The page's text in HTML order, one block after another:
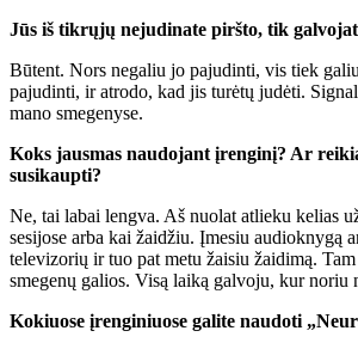
Jūs iš tikrųjų nejudinate piršto, tik
Būtent. Nors negaliu jo pajudinti, vis tiek
pajudinti, ir atrodo, kad jis turėtų judėti.
mano smegenyse.
Koks jausmas naudojant įrenginį? Ar
susikaupti?
Ne, tai labai lengva. Aš nuolat atlieku kelias
sesijose arba kai žaidžiu. Įmesiu audioknygą
televizorių ir tuo pat metu žaisiu žaidimą.
smegenų galios. Visą laiką galvoju, kur noriu
Kokiuose įrenginiuose galite naudoti